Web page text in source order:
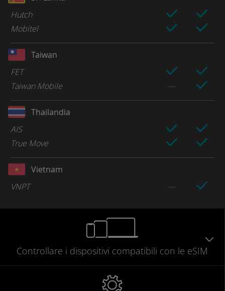
Hutch
Mobitel
Taiwan
FET
Taiwan Mobile
Thailandia
AIS
True Move
Vietnam
VNPT
Controllare i dispositivi compatibili con le eSIM